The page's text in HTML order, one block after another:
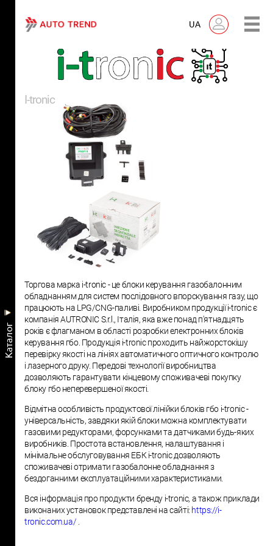
UA
Kаталог
I-tronic
Торгова марка i-tronic - це блоки керування газобалонним
обладнанням для систем послідовного впорскування газу, що
працюють на LPG/CNG-паливі. Виробником продукції i-tronic є
компанія AUTRONIC S.r.l., Італія, яка вже понад п'ятнадцять
років є флагманом в області розробки електронних блоків
керування гбо. Продукція i-tronic проходить найжорстокішу
перевірку якості на лініях автоматичного оптичного контролю
і лазерного друку. Передові технології виробництва
дозволяють гарантувати кінцевому споживачеві покупку
блоку гбо неперевершеної якості.
Відмітна особливість продуктової лінійки блоків гбо i-tronic -
універсальність, завдяки якій блоки можна комплектувати
газовими редукторами, форсунками та датчиками будь-яких
виробників. Простота встановлення, налаштування і
мінімальне обслуговування ЕБК i-tronic дозволяють
споживачеві отримати газобалонне обладнання з
бездоганними експлуатаційними характеристиками.
Вся інформація про продукти бренду i-tronic, а також приклади
виконаних установок представлені на сайті: https://i-
tronic.com.ua/